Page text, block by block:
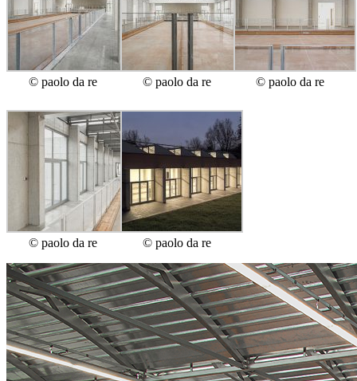
© paolo da re © paolo da re © paolo da re
© paolo da re © paolo da re